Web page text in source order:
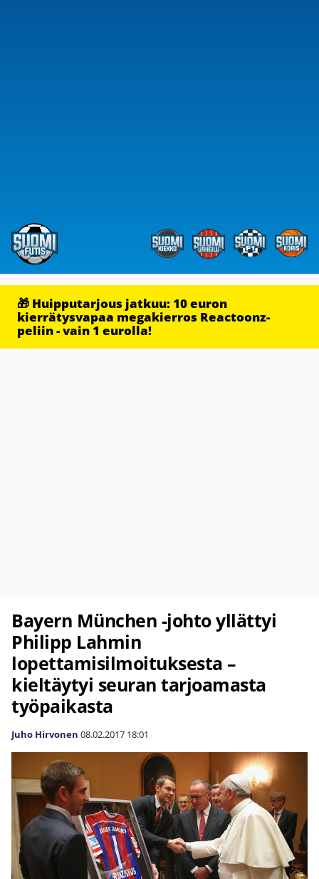
🎁 Huipputarjous jatkuu: 10 euron
kierrätysvapaa megakierros Reactoonz-
peliin - vain 1 eurolla!
Bayern München -johto yllättyi
Philipp Lahmin
lopettamisilmoituksesta –
kieltäytyi seuran tarjoamasta
työpaikasta
Juho Hirvonen 08.02.2017 18:01